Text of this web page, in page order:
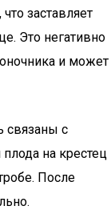
заставляет
Это негативно
и может
связаны с
на крестец
После